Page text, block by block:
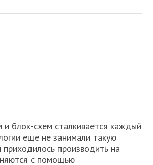
блок-схем сталкивается каждый
еще не занимали такую
производить на
с помощью